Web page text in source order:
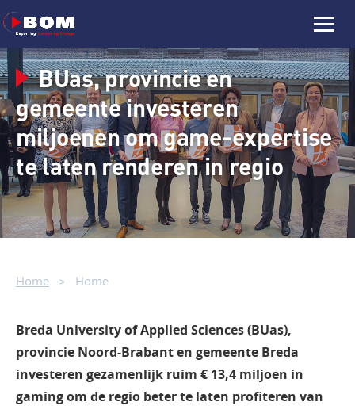
BUas, provincie en
gemeente investeren
miljoenen om game-expertise
te laten renderen in regio
Home Home
Breda University of Applied Sciences (BUas),
provincie Noord-Brabant en gemeente Breda
investeren gezamenlijk ruim € 13,4 miljoen in
gaming om de regio beter te laten profiteren van